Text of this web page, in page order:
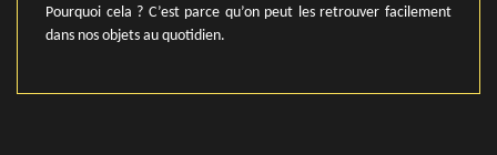
Pourquoi cela ? C’est parce qu’on peut les retrouver facilement
dans nos objets au quotidien.